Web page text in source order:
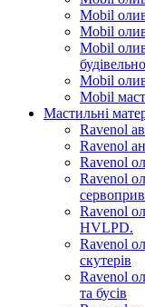
Mobil
Mobil
Mobil
Mobil
Mobil
Мастильні
Ravenol
Ravenol
Ravenol
Ravenol
Ravenol
HVLPD.
Ravenol
скутерів
Ravenol
та бусів